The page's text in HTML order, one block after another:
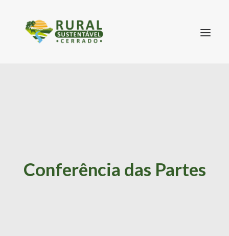
Conferência das Partes